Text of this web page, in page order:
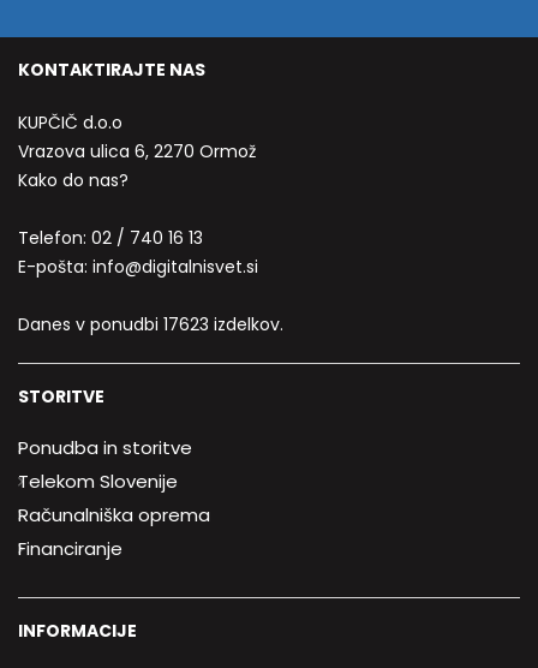
KONTAKTIRAJTE NAS
KUPČIČ d.o.o
Vrazova ulica 6, 2270 Ormož
Kako do nas?
Telefon: 02 / 740 16 13
E-pošta: info@digitalnisvet.si
Danes v ponudbi 17623 izdelkov.
STORITVE
Ponudba in storitve
Telekom Slovenije
Računalniška oprema
Financiranje
INFORMACIJE